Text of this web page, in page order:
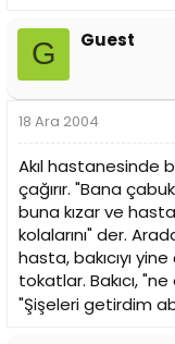
G Guest
18 Ara 2004
Akıl hastanesinde
çağırır. "Bana
buna kızar ve
kolalarını" der.
hasta, bakıcıyı
tokatlar. Bakıcı,
"Şişeleri getirdim